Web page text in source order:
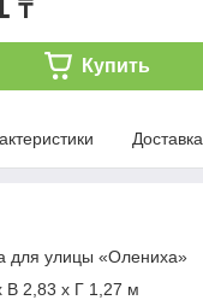
₸
Купить
Доставка
для улицы «Олениха»
В 2,83 x Г 1,27 м